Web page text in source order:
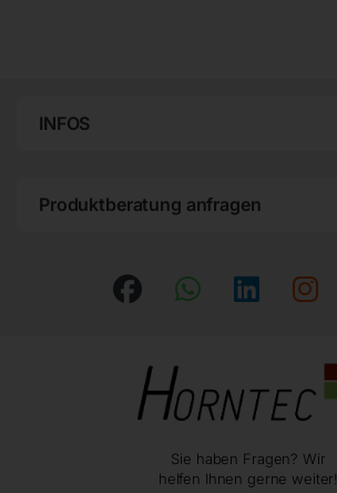
INFOS
Produktberatung anfragen
Sie haben Fragen? Wir
helfen Ihnen gerne weiter!